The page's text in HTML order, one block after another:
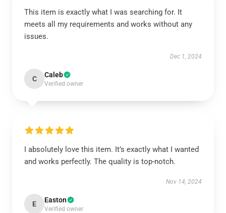
This item is exactly what I was searching for. It
meets all my requirements and works without any
issues.
Dec 1, 2024
C Caleb
Verified owner
I absolutely love this item. It’s exactly what I wanted
and works perfectly. The quality is top-notch.
Nov 14, 2024
E Easton
Verified owner